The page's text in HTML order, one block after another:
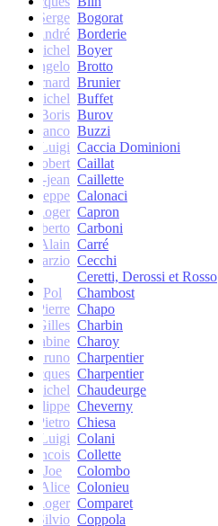
Serge Bogorat
André Borderie
Michel Boyer
Angelo Brotto
Bernard Brunier
Michel Buffet
Boris Burov
Franco Buzzi
Luigi Caccia Dominioni
Robert Caillat
René-jean Caillette
Giuseppe Calonaci
Roger Capron
Erberto Carboni
Alain Carré
Marzio Cecchi
Ceretti, Derossi et Rosso
Pol
Chambost
Pierre Chapo
Gilles Charbin
Sabine Charoy
Bruno Charpentier
Jacques Charpentier
Jean-Michel Chaudeurge
Philippe Cheverny
Pietro Chiesa
Luigi Colani
francois Collette
Joe
Colombo
Alice Colonieu
Roger Comparet
Silvio Coppola